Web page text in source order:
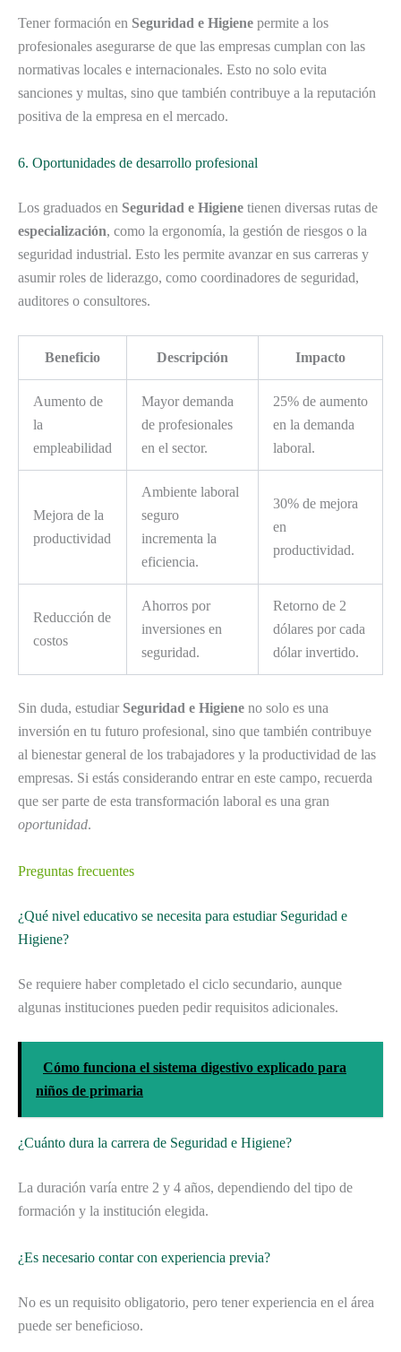
Tener formación en Seguridad e Higiene permite a los
profesionales asegurarse de que las empresas cumplan con las
normativas locales e internacionales. Esto no solo evita
sanciones y multas, sino que también contribuye a la reputación
positiva de la empresa en el mercado.
6. Oportunidades de desarrollo profesional
Los graduados en Seguridad e Higiene tienen diversas rutas de
especialización, como la ergonomía, la gestión de riesgos o la
seguridad industrial. Esto les permite avanzar en sus carreras y
asumir roles de liderazgo, como coordinadores de seguridad,
auditores o consultores.
Beneficio Descripción Impacto
Aumento de
la
empleabilidad
Mayor demanda
de profesionales
en el sector.
25% de aumento
en la demanda
laboral.
Mejora de la
productividad
Ambiente laboral
seguro
incrementa la
eficiencia.
30% de mejora
en
productividad.
Reducción de
costos
Ahorros por
inversiones en
seguridad.
Retorno de 2
dólares por cada
dólar invertido.
Sin duda, estudiar Seguridad e Higiene no solo es una
inversión en tu futuro profesional, sino que también contribuye
al bienestar general de los trabajadores y la productividad de las
empresas. Si estás considerando entrar en este campo, recuerda
que ser parte de esta transformación laboral es una gran
oportunidad.
Preguntas frecuentes
¿Qué nivel educativo se necesita para estudiar Seguridad e
Higiene?
Se requiere haber completado el ciclo secundario, aunque
algunas instituciones pueden pedir requisitos adicionales.
Cómo funciona el sistema digestivo explicado para
niños de primaria
¿Cuánto dura la carrera de Seguridad e Higiene?
La duración varía entre 2 y 4 años, dependiendo del tipo de
formación y la institución elegida.
¿Es necesario contar con experiencia previa?
No es un requisito obligatorio, pero tener experiencia en el área
puede ser beneficioso.